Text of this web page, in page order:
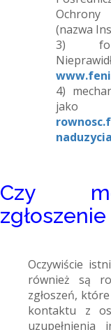
(nazwa
3)
4)
jako
Czy
Oczywiście
również są
zgłoszeń,
kontaktu z